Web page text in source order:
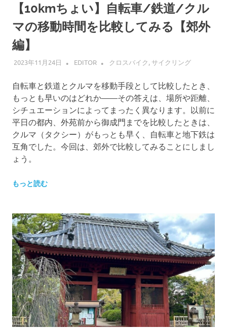
【10kmちょい】自転車/鉄道/クル
マの移動時間を比較してみる【郊外
編】
2023年11月24日 EDITOR クロスバイク, サイクリング
自転車と鉄道とクルマを移動手段として比較したとき、
もっとも早いのはどれか——その答えは、場所や距離、
シチュエーションによってまったく異なります。以前に
平日の都内、外苑前から御成門までを比較したときは、
クルマ（タクシー）がもっとも早く、自転車と地下鉄は
互角でした。今回は、郊外で比較してみることにしまし
ょう。
もっと読む